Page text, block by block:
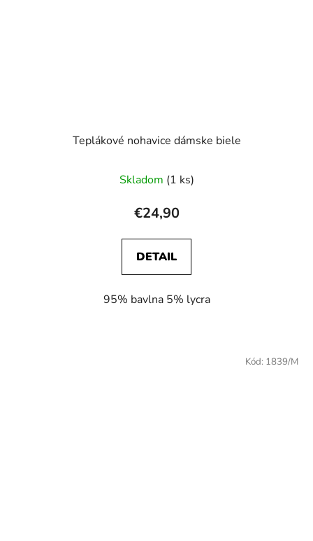
Teplákové nohavice dámske biele
Skladom (1 ks)
€24,90
DETAIL
95% bavlna 5% lycra
Kód: 1839/M